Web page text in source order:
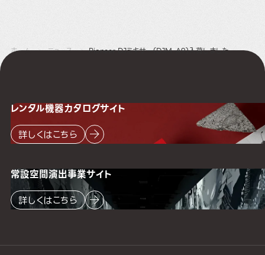
ホーム ニュース Pioneer DJミキサー(DJM-A9)入荷しました
レンタル機器カタログサイト
詳しくはこちら
常設空間演出事業サイト
詳しくはこちら